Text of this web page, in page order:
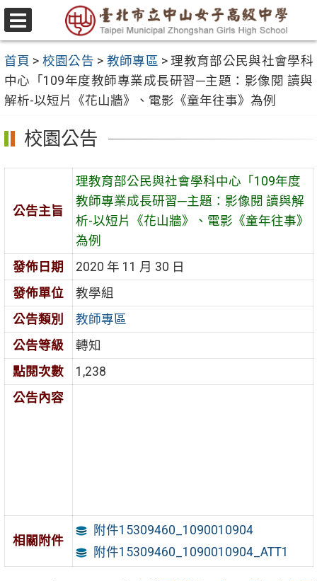
跳
至
要
內
容
區
選
單
首頁 > 校園公告 > 教師專區 >理教育部公民與社會學科
中心「109年度教師專業成長研習─主題：影像閱 讀與
解析-以短片《花山牆》、電影《童年往事》為例
校園公告
公告主旨
理教育部公民與社會學科中心「109年度
教師專業成長研習─主題：影像閱 讀與解
析-以短片《花山牆》、電影《童年往事》
為例
發佈日期
2020 年 11 月 30 日
發佈單位
教學組
公告類別
教師專區
公告等級
轉知
點閱次數
1,238
公告內容
相關附件
附件15309460_1090010904
附件15309460_1090010904_ATT1